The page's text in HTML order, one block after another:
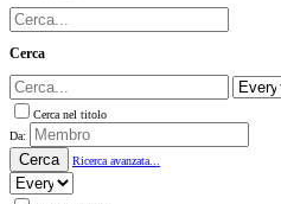
Cerca
Cerca nel titolo
Da:
Cerca Ricerca avanzata...